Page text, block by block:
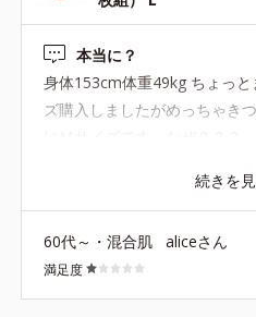
本当に？
身体153cm体重49kg ちょっ
ズ購入しましたがめっちゃき
続きを
60代～・混合肌 aliceさん
満足度